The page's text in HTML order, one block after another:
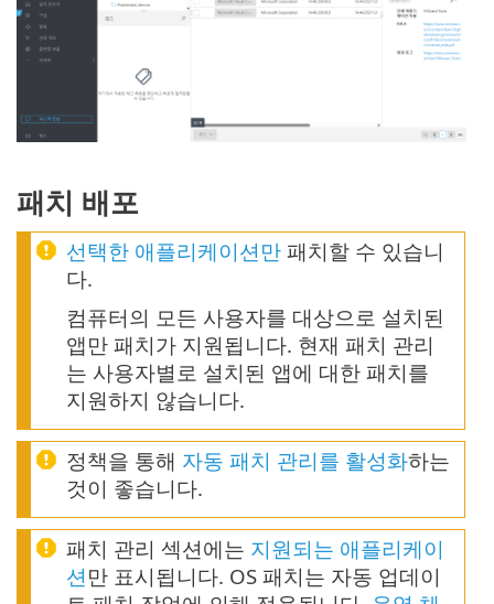
패치 배포
선택한 애플리케이션만 패치할 수 있습니
다.
컴퓨터의 모든 사용자를 대상으로 설치된
앱만 패치가 지원됩니다. 현재 패치 관리
는 사용자별로 설치된 앱에 대한 패치를
지원하지 않습니다.
정책을 통해 자동 패치 관리를 활성화하는
것이 좋습니다.
패치 관리 섹션에는 지원되는 애플리케이
션 만 표시됩니다. OS 패치는 자동 업데이